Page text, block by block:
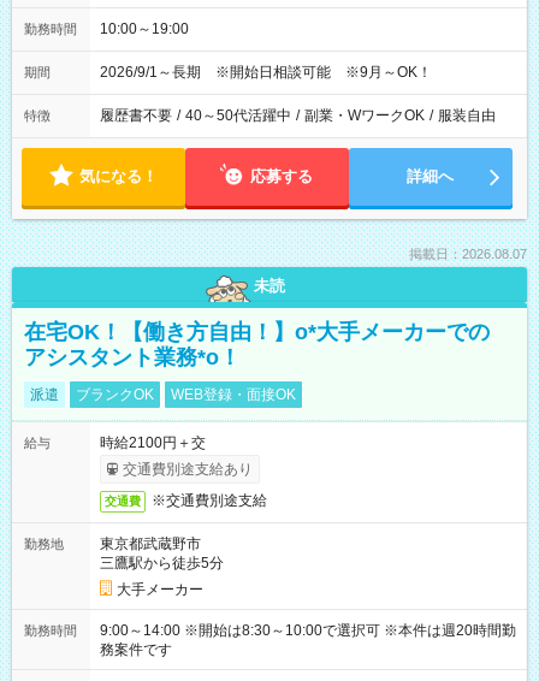
勤務時間 10:00～19:00
期間 2026/9/1～長期 ※開始日相談可能 ※9月～OK！
特徴 履歴書不要 / 40～50代活躍中 / 副業・WワークOK / 服装自由
気になる！ 応募する 詳細へ
掲載日：2026.08.07
未読
在宅OK！【働き方自由！】o*大手メーカーでの
アシスタント業務*o！
派遣 ブランクOK WEB登録・面接OK
給与
時給2100円＋交
交通費別途支給あり
交通費 ※交通費別途支給
勤務地
東京都武蔵野市
三鷹駅から徒歩5分
大手メーカー
勤務時間
9:00～14:00 ※開始は8:30～10:00で選択可 ※本件は週20時間勤
務案件です